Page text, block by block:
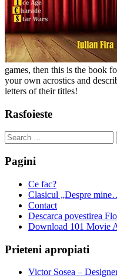
games, then this is the book
your own acrostics and
letters of their titles!
Rasfoieste
Search
for:
Pagini
Ce fac?
Clasicul „Despre
Contact
Descarca povestirea
Download 101 Movie
Prieteni apropiati
Victor Sosea –